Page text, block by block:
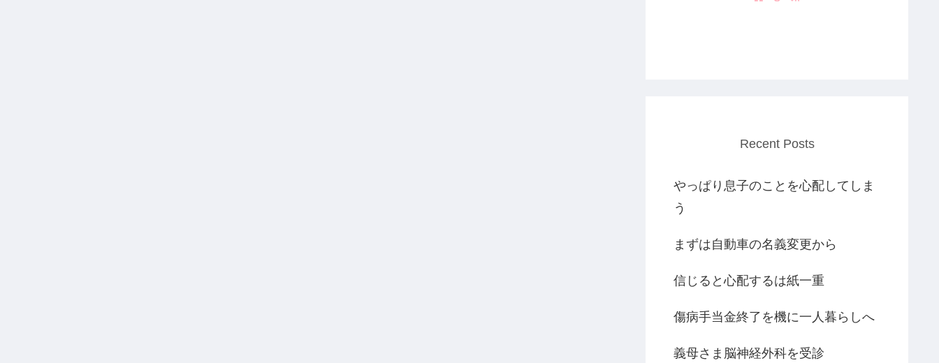
Recent Posts
やっぱり息子のことを心配してしま
う
まずは自動車の名義変更から
信じると心配するは紙一重
傷病手当金終了を機に一人暮らしへ
義母さま脳神経外科を受診